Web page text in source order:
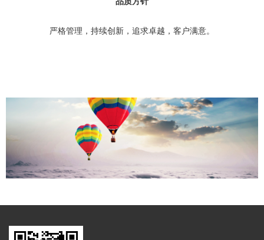
严格管理，持续创新，追求卓越，客户满意。